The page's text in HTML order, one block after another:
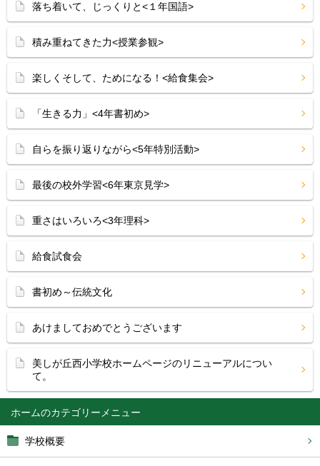
ホーム
学校概要
落ち着いて、じっくりと<１年国語>
積み重ねてきた力<授業参観>
楽しくそして、ためになる！<給食集会>
「生きる力」<4年書初め>
自らを振り返りながら<5年特別活動>
最後の校外学習<6年東京見学>
重さはいろいろ<3年理科>
給食試食会
書初め～伝統文化
あけましておめでとうございます
美しが丘西小学校ホームページのリニューアルについ
て。